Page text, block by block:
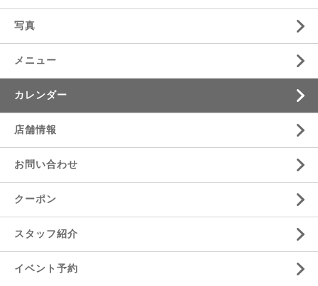
写真
メニュー
カレンダー
店舗情報
お問い合わせ
クーポン
スタッフ紹介
イベント予約